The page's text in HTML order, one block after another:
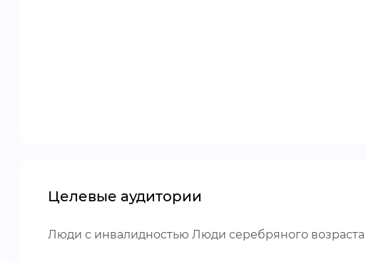
Целевые аудитории
Люди с инвалидностью Люди серебряного возраста